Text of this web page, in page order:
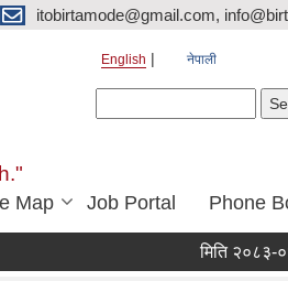
itobirtamode@gmail.com,
English नेपाली
Map Job Portal Phone
मिति २०८३-०४-